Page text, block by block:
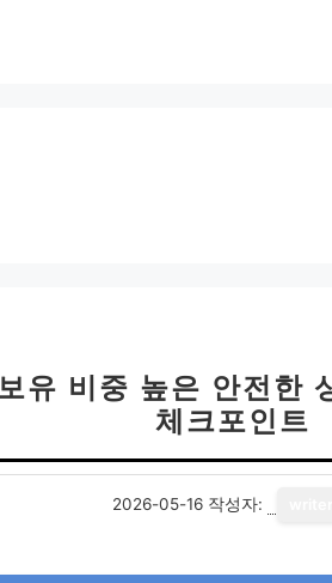
유 비중 높은 안전한
체크포인트
2026-05-16 작성자: